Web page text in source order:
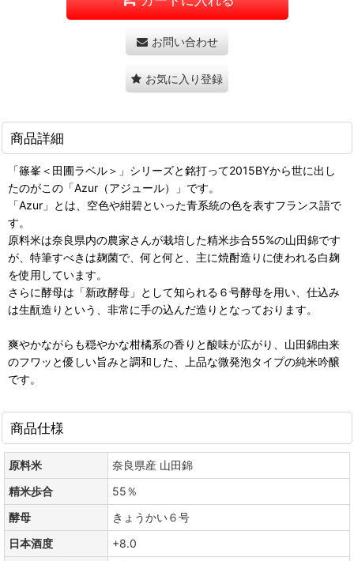
お問い合わせ
お気に入り登録
商品詳細
「篠峯＜田圃ラベル＞」シリーズと銘打って2015BYから世に出し
たのがこの「Azur（アジュール）」です。
「Azur」とは、空色や紺碧といった青系統の色を表すフランス語で
す。
原料米は奈良県内の農家さんが栽培した精米歩合55%の山田錦です
が、特筆すべきは麹菌で、何と何と、主に焼酎造りに使われる白麹
を使用しています。
さらに酵母は「新政酵母」として知られる６号酵母を用い、仕込み
は生酛造りという、非常に手の込んだ造りとなっております。
爽やかながらも穏やかな柑橘系の香りと酸味が広がり、山田錦由来
のフワッと優しい旨みと調和した、上品な微発泡タイプの純米吟醸
です。
商品仕様
原料米
奈良県産 山田錦
精米歩合
55％
酵母
きょうかい６号
日本酒度
+8.0